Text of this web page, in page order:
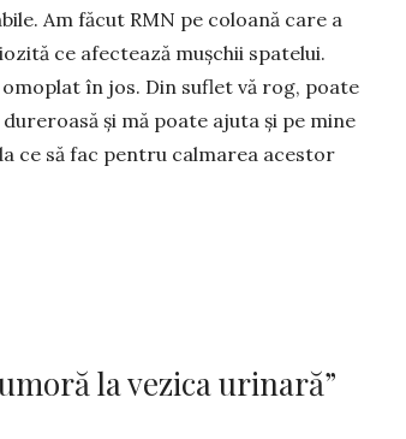
Am făcut RMN pe co­loa­nă care a
ce afectează mușchii spate­lui.
în jos. Din suflet vă rog, poate
și mă poate ajuta și pe mine
ce să fac pentru calmarea acestor
la vezica urinară”